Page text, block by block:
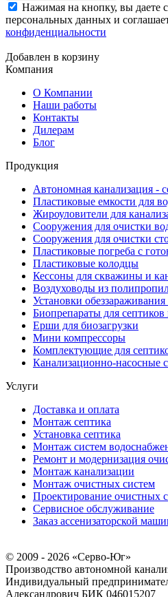
Нажимая на кнопку, вы даете
персональных данных и
конфиденциальности
Добавлен в корзину
Компания
О Компании
Наши работы
Контакты
Дилерам
Блог
Продукция
Автономная канализация -
Пластиковые емкости для
Жироуловители для
Сооружения для очистки
Сооружения для очистки
Пластиковые погреба с
Пластиковые колодцы
Кессоны для скважины и
Воздуховоды из
Установки
Биопрепараты для
Ерши для биозагрузки
Мини компрессоры
Комплектующие для
Канализационно-насосные
Услуги
Доставка и оплата
Монтаж септика
Установка септика
Монтаж систем
Ремонт и модернизация
Монтаж канализации
Монтаж очистных систем
Проектирование очистных
Сервисное обслуживание
Заказ ассенизаторской
© 2009 - 2026 «Серво-Юг»
Производство автономной
Индивидуальный
Александрович БИК 046015207